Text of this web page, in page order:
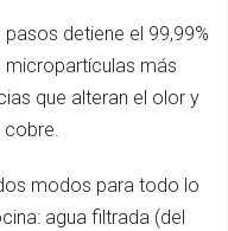
detiene el 99,99%
micropartículas más
que alteran el olor y
cobre.
modos para todo lo
agua filtrada (del